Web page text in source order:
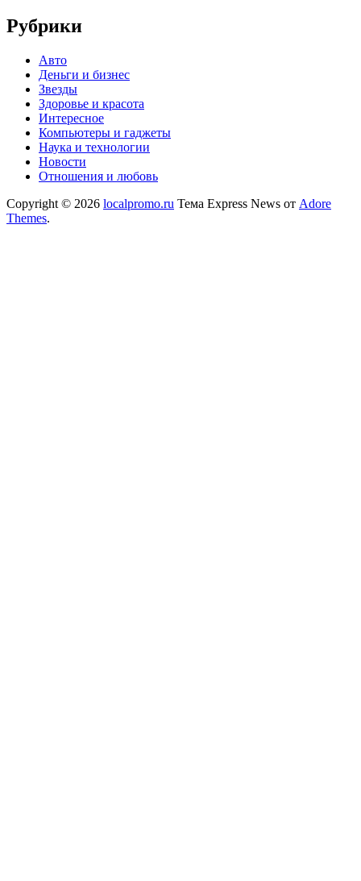
Рубрики
Авто
Деньги и бизнес
Звезды
Здоровье и красота
Интересное
Компьютеры и гаджеты
Наука и технологии
Новости
Отношения и любовь
Copyright © 2026 localpromo.ru Тема Express News от Adore
Themes.